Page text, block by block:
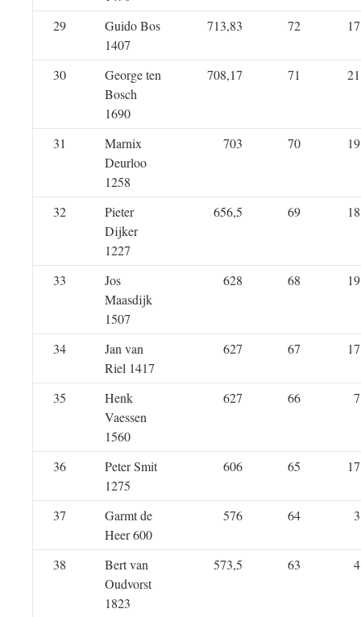
29
Guido Bos
1407
713,83 72 17
30
George ten
Bosch
1690
708,17 71 21
31
Marnix
Deurloo
1258
703 70 19
32
Pieter
Dijker
1227
656,5 69 18
33
Jos
Maasdijk
1507
628 68 19
34
Jan van
Riel 1417
627 67 17
35
Henk
Vaessen
1560
627 66 7
36
Peter Smit
1275
606 65 17
37
Garmt de
Heer 600
576 64 3
38
Bert van
Oudvorst
1823
573,5 63 4